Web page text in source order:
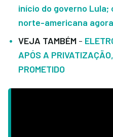
início do governo Lula;
norte-americana
VEJA TAMBÉM -
APÓS A
PROMETIDO